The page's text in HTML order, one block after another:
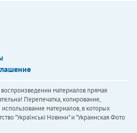
материалов прямая
Перепечатка, копирование,
материалов, в которых
"Українськi Новини" и "Украинская Фото